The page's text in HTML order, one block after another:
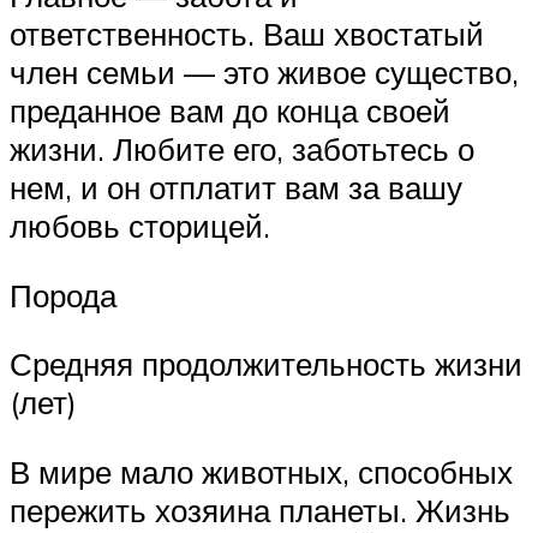
ответственность. Ваш хвостатый
член семьи — это живое существо,
преданное вам до конца своей
жизни. Любите его, заботьтесь о
нем, и он отплатит вам за вашу
любовь сторицей.
Порода
Средняя продолжительность жизни
(лет)
В мире мало животных, способных
пережить хозяина планеты. Жизнь